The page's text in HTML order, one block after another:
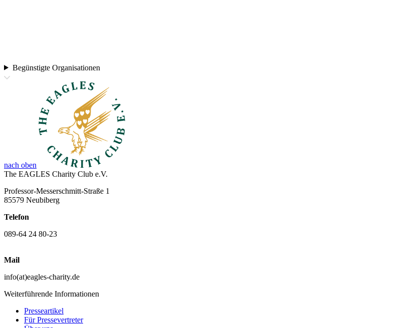
Begünstigte Organisationen
nach oben
The EAGLES Charity Club e.V.
Professor-Messerschmitt-Straße 1
85579 Neubiberg
Telefon
089-64 24 80-23
Mail
info(at)eagles-charity.de
Weiterführende Informationen
Presseartikel
Für Pressevertreter